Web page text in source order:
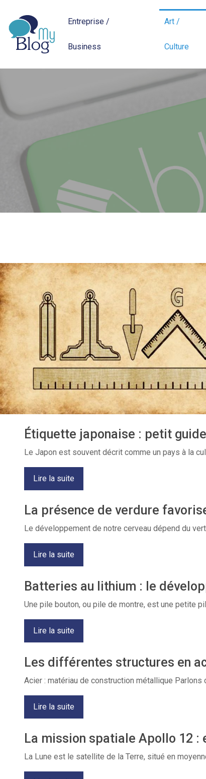
Entreprise /
Business
Art /
Culture
Étiquette japonaise : petit
Le Japon est souvent décrit comme un pays à la
Lire la suite
La présence de verdure
Le développement de notre cerveau dépend du
Lire la suite
Batteries au lithium : le
Une pile bouton, ou pile de montre, est une petite
Lire la suite
Les différentes structures en
Acier : matériau de construction métallique
Lire la suite
La mission spatiale Apollo 12 :
La Lune est le satellite de la Terre, situé en